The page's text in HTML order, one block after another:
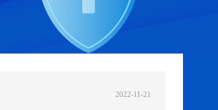
2022-11-21